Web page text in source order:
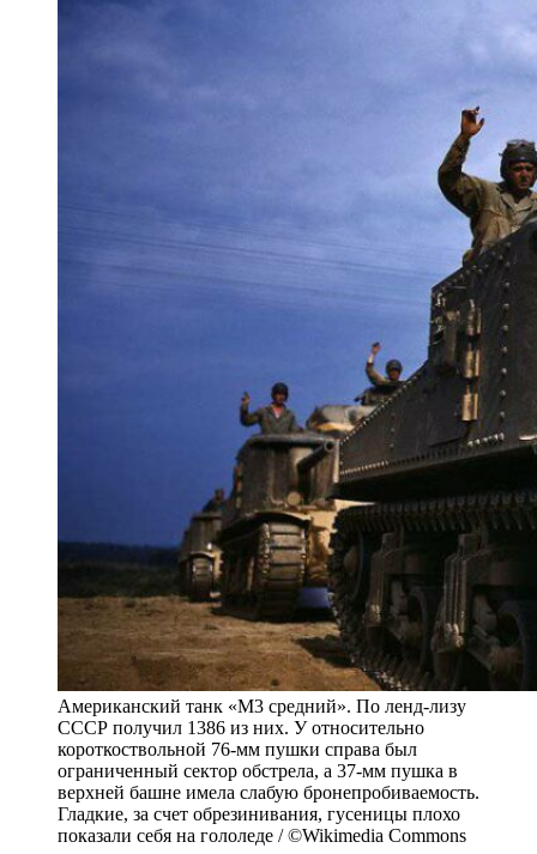
Американский танк «М3 средний». По ленд-лизу
СССР получил 1386 из них. У относительно
короткоствольной 76-мм пушки справа был
ограниченный сектор обстрела, а 37-мм пушка в
верхней башне имела слабую бронепробиваемость.
Гладкие, за счет обрезинивания, гусеницы плохо
показали себя на гололеде / ©Wikimedia Commons